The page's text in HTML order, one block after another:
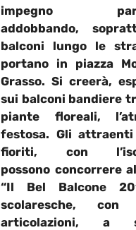
impegno
addobbando,
balconi lungo le
portano in piazza
Grasso. Si creerà,
sui balconi bandiere
piante floreali,
festosa. Gli attraenti
fioriti, con
possono concorrere
“Il Bel Balcone
scolaresche, con
articolazioni, a